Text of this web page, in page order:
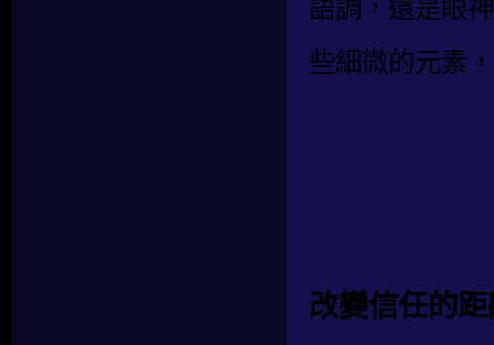
語調，還是眼
些細微的元素
改變信任的